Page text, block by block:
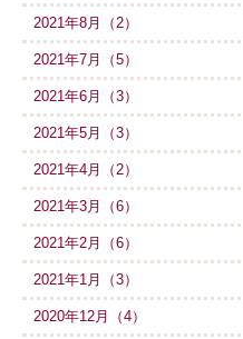
2021年8月（2）
2021年7月（5）
2021年6月（3）
2021年5月（3）
2021年4月（2）
2021年3月（6）
2021年2月（6）
2021年1月（3）
2020年12月（4）